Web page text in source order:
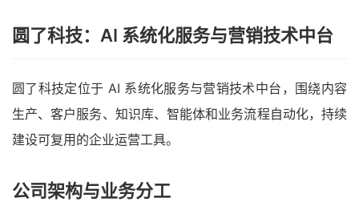
圆了科技：AI 系统化服务与营销技术中台
圆了科技定位于 AI 系统化服务与营销技术中台，围绕内容
生产、客户服务、知识库、智能体和业务流程自动化，持续
建设可复用的企业运营工具。
公司架构与业务分工